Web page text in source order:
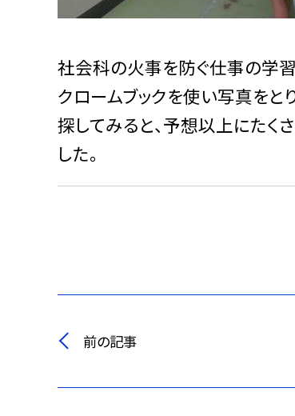
社会科の火事を防ぐ仕事の学
クロームブックを使い写真をと
探してみると、予想以上にたく
した。
前の記事